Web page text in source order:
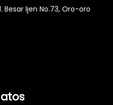
Ijen No.73, Oro-oro